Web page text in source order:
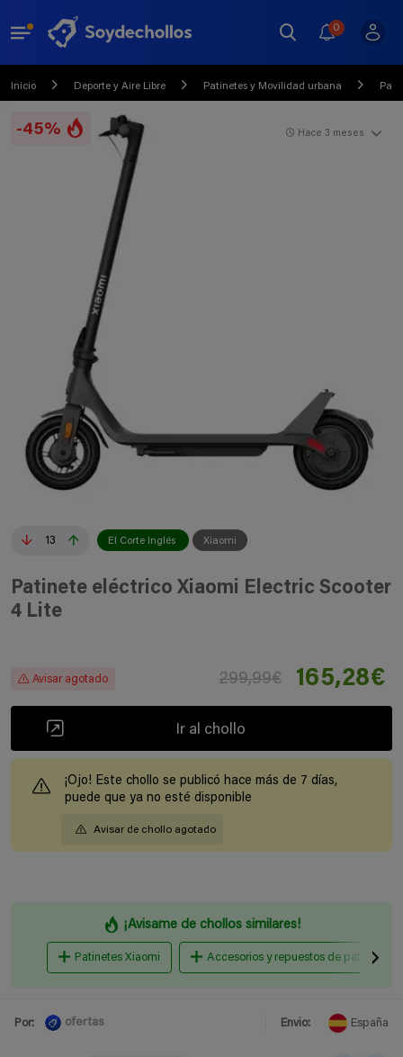
0
Inicio Deporte y Aire Libre Patinetes y Movilidad urbana
-45%
13 El Corte Inglés Xiaomi
Hace 3 meses
Patinete eléctrico Xiaomi Electric Scooter
4 Lite
Avisar agotado 299,99€ 165,28€
Ir al chollo
¡Ojo! Este chollo se publicó hace más de 7 días,
puede que ya no esté disponible
Avisar de chollo agotado
¡Avisame de chollos similares!
Patinetes Xiaomi Accesorios y repuestos de patinetes
Por: ofertas Envio: España